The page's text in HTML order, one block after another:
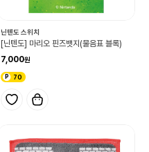
닌텐도 스위치
[닌텐도] 마리오 핀즈뱃지(물음표 블록)
7,000
70